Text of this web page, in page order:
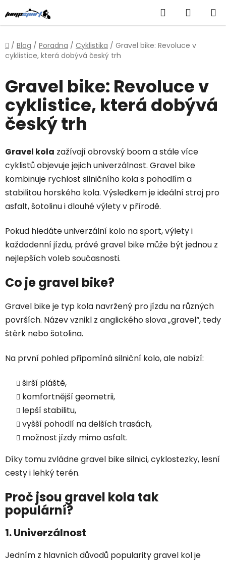
na
obsah
Hledat
KOŠÍK
Domů
/ Blog / Poradna / Cyklistika / Gravel bike: Revoluce v
cyklistice, která dobývá český trh
Gravel bike: Revoluce v
cyklistice, která dobývá
český trh
Gravel kola zažívají obrovský boom a stále více
cyklistů objevuje jejich univerzálnost. Gravel bike
kombinuje rychlost silničního kola s pohodlím a
stabilitou horského kola. Výsledkem je ideální stroj pro
asfalt, šotolinu i dlouhé výlety v přírodě.
Pokud hledáte univerzální kolo na sport, výlety i
každodenní jízdu, právě gravel bike může být jednou z
nejlepších voleb současnosti.
Co je gravel bike?
Gravel bike je typ kola navržený pro jízdu na různých
površích. Název vznikl z anglického slova „gravel“, tedy
štěrk nebo šotolina.
Na první pohled připomíná silniční kolo, ale nabízí:
širší pláště,
komfortnější geometrii,
lepší stabilitu,
vyšší pohodlí na delších trasách,
možnost jízdy mimo asfalt.
Díky tomu zvládne gravel bike silnici, cyklostezky, lesní
cesty i lehký terén.
Proč jsou gravel kola tak
populární?
1. Univerzálnost
Jedním z hlavních důvodů popularity gravel kol je